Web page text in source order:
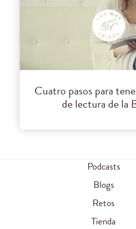
Cuatro pasos para
de lectura de la
Podcasts
Blogs
Retos
Tienda